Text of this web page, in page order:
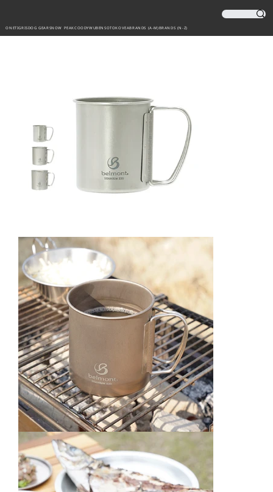
ONETIGRISDOG GEARSNOW PEAKCOODYWUBENSOTOKOVEABRANDS (A-M)BRANDS (N-Z)